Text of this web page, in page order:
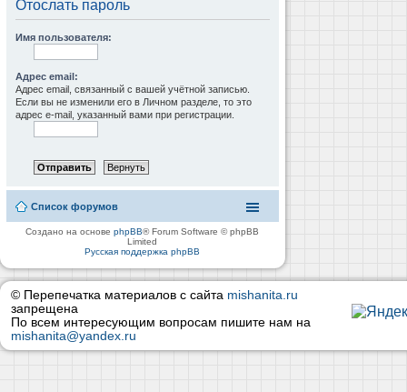
Отослать пароль
Имя пользователя:
Адрес email:
Адрес email, связанный с вашей учётной записью.
Если вы не изменили его в Личном разделе, то это
адрес e-mail, указанный вами при регистрации.
Список форумов
Создано на основеphpBB® Forum Software © phpBB
Limited
Русская поддержка phpBB
© Перепечатка материалов с сайта mishanita.ru
запрещена
По всем интересующим вопросам пишите нам на
mishanita@yandex.ru